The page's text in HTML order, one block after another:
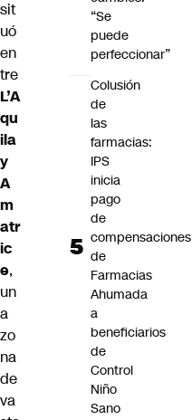
sit
uó
en
tre
L’A
qu
ila
y
A
m
atr
ic
e,
un
a
zo
na
de
va
“Se
puede
perfeccionar”
Colusión
de
las
farmacias:
IPS
inicia
pago
de
compensaciones
de
Farmacias
Ahumada
a
beneficiarios
de
Control
Niño
Sano